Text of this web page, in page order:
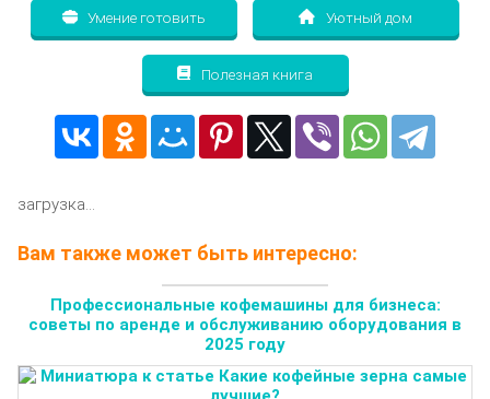
Умение готовить Уютный дом
Полезная книга
загрузка...
Вам также может быть интересно:
Профессиональные кофемашины для бизнеса:
советы по аренде и обслуживанию оборудования в
2025 году